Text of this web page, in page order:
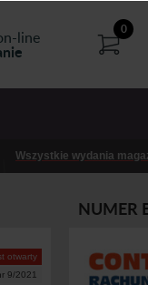
line 0
Wszystkie wydania
otwarty
9/2021
NUMER